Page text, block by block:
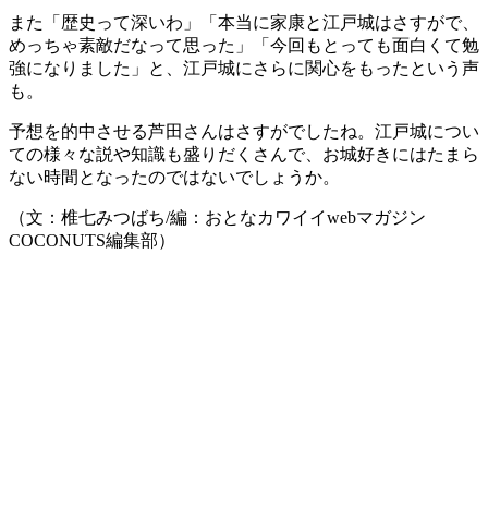
また「歴史って深いわ」「本当に家康と江戸城はさすがで、
めっちゃ素敵だなって思った」「今回もとっても面白くて勉
強になりました」と、江戸城にさらに関心をもったという声
も。
予想を的中させる芦田さんはさすがでしたね。江戸城につい
ての様々な説や知識も盛りだくさんで、お城好きにはたまら
ない時間となったのではないでしょうか。
（文：椎七みつばち/編：おとなカワイイwebマガジン
COCONUTS編集部）